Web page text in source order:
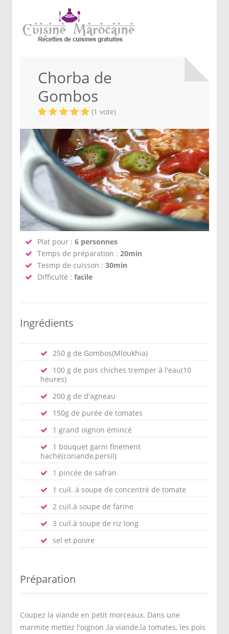
Chorba de
Gombos
(1 vote)
Plat pour : 6 personnes
Temps de préparation : 20min
Tesmp de cuisson : 30min
Difficulté : facile
Ingrédients
250 g de Gombos(Mloukhia)
100 g de pois chiches tremper à l'eau(10
heures)
200 g de d'agneau
150g de purée de tomates
1 grand oignon émincé
1 bouquet garni finement
haché(coriande,persil)
1 pincée de safran
1 cuil. à soupe de concentré de tomate
2 cuil.à soupe de farine
3 cuil.à soupe de riz long
sel et poivre
Préparation
Coupez la viande en petit morceaux. Dans une
marmite mettez l'oignon ,la viande,la tomates, les pois